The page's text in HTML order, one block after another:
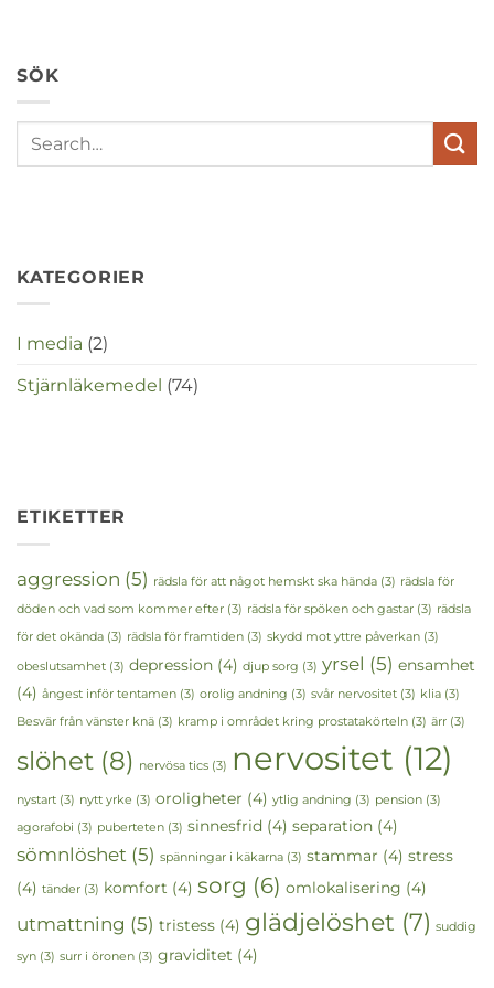
in
SÖK
KATEGORIER
I media (2)
Stjärnläkemedel (74)
ETIKETTER
aggression (5) rädsla för att något hemskt ska hända (3) rädsla för
döden och vad som kommer efter (3) rädsla för spöken och gastar (3) rädsla
för det okända (3) rädsla för framtiden (3) skydd mot yttre påverkan (3)
obeslutsamhet (3) depression (4) djup sorg (3) yrsel (5) ensamhet
(4) ångest inför tentamen (3) orolig andning (3) svår nervositet (3) klia (3)
Besvär från vänster knä (3) kramp i området kring prostatakörteln (3) ärr (3)
slöhet (8) nervösa tics (3) nervositet (12)
nystart (3) nytt yrke (3) oroligheter (4) ytlig andning (3) pension (3)
agorafobi (3) puberteten (3) sinnesfrid (4) separation (4)
sömnlöshet (5) spänningar i käkarna (3) stammar (4) stress
(4) tänder (3) komfort (4) sorg (6) omlokalisering (4)
utmattning (5) tristess (4) glädjelöshet (7) suddig
syn (3) surr i öronen (3) graviditet (4)